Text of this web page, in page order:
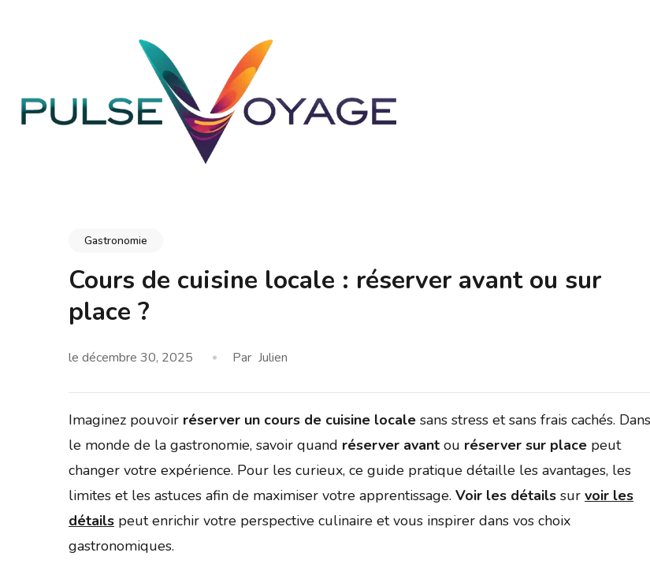
Entrée)
Gastronomie
Cours de cuisine locale : réserver avant ou sur
place ?
le décembre 30, 2025 Par Julien
Imaginez pouvoir réserver un cours de cuisine locale sans stress et sans frais cachés. Dans
le monde de la gastronomie, savoir quand réserver avant ou réserver sur place peut
changer votre expérience. Pour les curieux, ce guide pratique détaille les avantages, les
limites et les astuces afin de maximiser votre apprentissage. Voir les détails sur voir les
détails peut enrichir votre perspective culinaire et vous inspirer dans vos choix
gastronomiques.